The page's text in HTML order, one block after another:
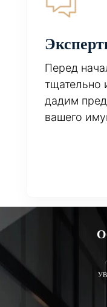
Перед
тщательно
дадим
вашего